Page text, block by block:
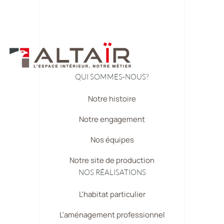
QUI SOMMES-NOUS?
Notre histoire
Notre engagement
Nos équipes
Notre site de production
NOS RÉALISATIONS
L'habitat particulier
L'aménagement professionnel